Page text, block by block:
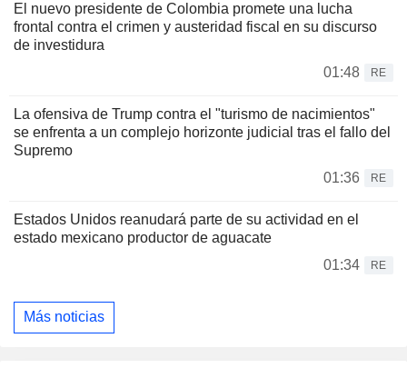
El nuevo presidente de Colombia promete una lucha
frontal contra el crimen y austeridad fiscal en su discurso
de investidura
01:48
RE
La ofensiva de Trump contra el "turismo de nacimientos"
se enfrenta a un complejo horizonte judicial tras el fallo del
Supremo
01:36
RE
Estados Unidos reanudará parte de su actividad en el
estado mexicano productor de aguacate
01:34
RE
Más noticias